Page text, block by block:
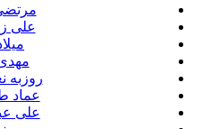
علی
روزبه
عماد
علی